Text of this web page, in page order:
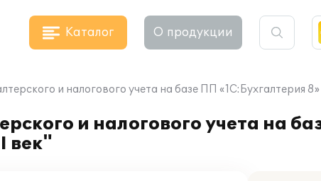
Каталог О продукции
и налогового учета на базе ПП «1C:Бухгалтерия
и налогового учета на
век"